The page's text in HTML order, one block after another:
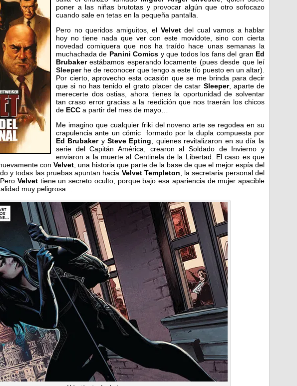
poner a las niñas brutotas y provocar algún que otro sofocazo
cuando sale en tetas en la pequeña pantalla.
Pero no queridos amiguitos, el Velvetdel cual vamos a hablar
hoy no tiene nada que ver con este movidote, sino con cierta
novedad comiquera que nos ha traído hace unas semanas la
muchachada de Panini Comics y que todos los fans del gran Ed
Brubakerestábamos esperando locamente (pues desde que leí
Sleeperhe de reconocer que tengo a este tío puesto en un altar).
Por cierto, aprovecho esta ocasión que se me brinda para decir
que si no has tenido el grato placer de catar Sleeper, aparte de
merecerte dos ostias, ahora tienes la oportunidad de solventar
tan craso error gracias a la reedición que nos traerán los chicos
de ECC a partir del mes de mayo…
Me imagino que cualquier friki del noveno arte se regodea en su
crapulencia ante un cómic formado por la dupla compuesta por
Ed BrubakerySteve Epting , quienes revitalizaron en su día la
serie del Capitán América, crearon al Soldado de Invierno y
enviaron a la muerte al Centinela de la Libertad. El caso es que
con Velvet , una historia que parte de la base de que el mejor espía del
y todas las pruebas apuntan hacia Velvet Templeton , la secretaria personal del
Velvettiene un secreto oculto, porque bajo esa apariencia de mujer apacible
muy peligrosa…